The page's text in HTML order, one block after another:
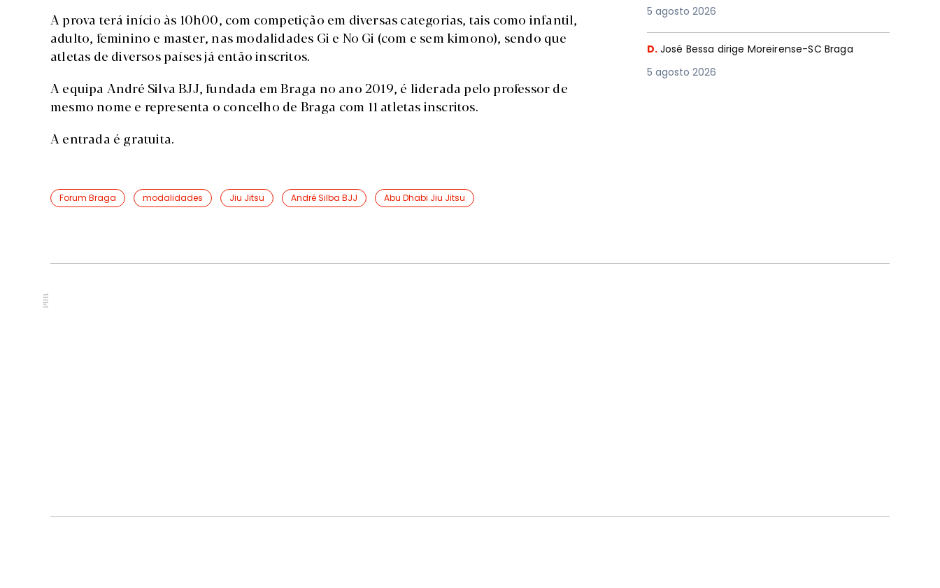
A prova terá início às 10h00, com competição em diversas categorias, tais como infantil,
adulto, feminino e master, nas modalidades Gi e No Gi (com e sem kimono), sendo que
atletas de diversos países já então inscritos.
A equipa André Silva BJJ, fundada em Braga no ano 2019, é liderada pelo professor de
mesmo nome e representa o concelho de Braga com 11 atletas inscritos.
A entrada é gratuita.
Forum Braga modalidades Jiu Jitsu André Silba BJJ Abu Dhabi Jiu Jitsu
5 agosto 2026
D. José Bessa dirige Moreirense-SC Braga
5 agosto 2026
PUB.